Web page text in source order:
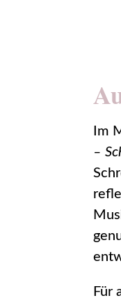
Im
–
Für